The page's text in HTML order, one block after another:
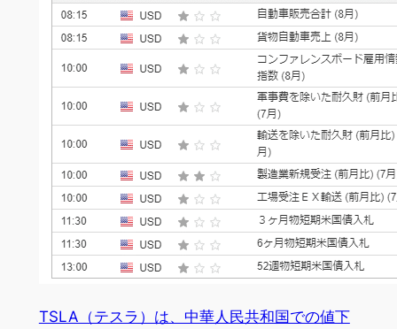
TSLA（テスラ）は、中華人民共和国での値下